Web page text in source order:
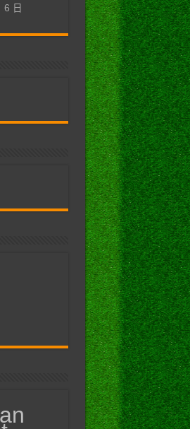
6 日